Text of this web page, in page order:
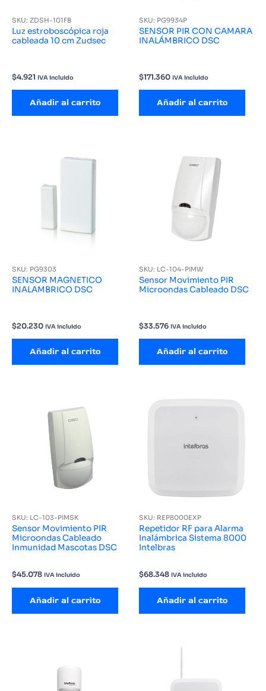
SKU: ZDSH-101FB
Luz estroboscópica roja
cableada 10 cm Zudsec
$4.921 IVA incluido
Añadir al carrito
SKU: PG9934P
SENSOR PIR CON CAMARA
INALÁMBRICO DSC
$171.360 IVA incluido
Añadir al carrito
SKU: PG9303
SENSOR MAGNETICO
INALAMBRICO DSC
$20.230 IVA incluido
Añadir al carrito
SKU: LC-104-PIMW
Sensor Movimiento PIR
Microondas Cableado DSC
$33.576 IVA incluido
Añadir al carrito
SKU: LC-103-PIMSK
Sensor Movimiento PIR
Microondas Cableado
Inmunidad Mascotas DSC
$45.078 IVA incluido
Añadir al carrito
SKU: REP8000EXP
Repetidor RF para Alarma
Inalámbrica Sistema 8000
Intelbras
$68.348 IVA incluido
Añadir al carrito